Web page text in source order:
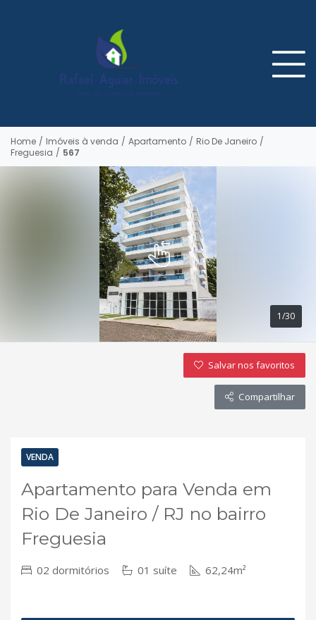
Home / Imóveis à venda / Apartamento / Rio De Janeiro /
Freguesia / 567
1/30
Salvar nos favoritos
Compartilhar
VENDA
Apartamento para Venda em
Rio De Janeiro / RJ no bairro
Freguesia
02 dormitórios 01 suíte 62,24m²